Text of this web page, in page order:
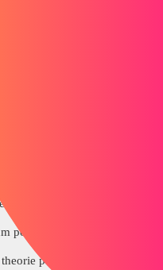
une fois fini ta
blocage-sous-solidworks
pour le visuel
pas de temps pour tout